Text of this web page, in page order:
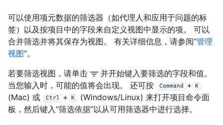
可以使用项元数据的筛选器（如代理人和应用于问题的标
签）以及按项目中的字段来自定义视图中显示的项。 可以
合并筛选并将其保存为视图。 有关详细信息，请参阅“管理
视图”。
若要筛选视图，请单击
并开始键入要筛选的字段和值。
当您输入时，可能的值将会出现。 还可按
Command + K
(Mac) 或 Ctrl + K
(Windows/Linux) 来打开项目命令面
板，然后键入“筛选依据”以从可用筛选器中进行选择。